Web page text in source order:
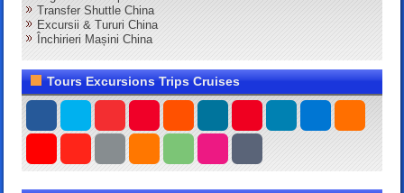
Transfer Shuttle China
Excursii & Tururi China
Închirieri Mașini China
Tours Excursions Trips Cruises